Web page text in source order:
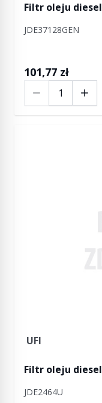
Filtr oleju diesel
JDE37128GEN
101,77 zł
UFI
Filtr oleju diesel
JDE2464U